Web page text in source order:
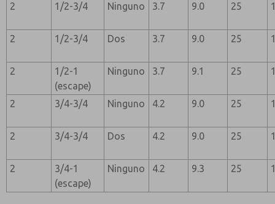
2 1/2-3/4 Ninguno 3.7 9.0 25
2 1/2-3/4 Dos 3.7 9.0 25
2
1/2-1
(escape)
Ninguno 3.7 9.1 25
2 3/4-3/4 Ninguno 4.2 9.0 25
2 3/4-3/4 Dos 4.2 9.0 25
2
3/4-1
(escape)
Ninguno 4.2 9.3 25